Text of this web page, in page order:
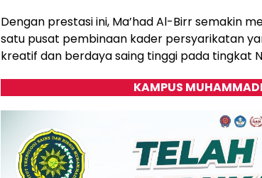
Dengan prestasi ini, Ma’had Al-Birr semakin
satu pusat pembinaan kader persyarikatan
kreatif dan berdaya saing tinggi pada tingkat
KAMPUS